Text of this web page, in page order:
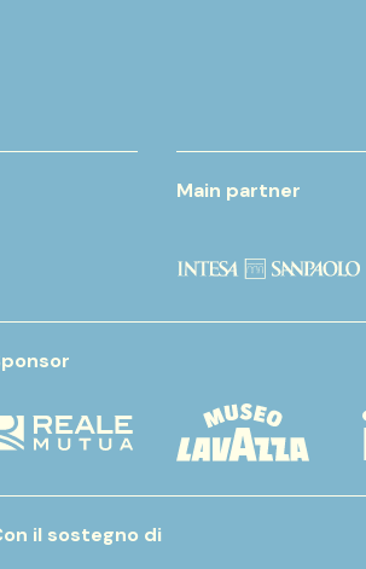
Main partner
il sostegno di